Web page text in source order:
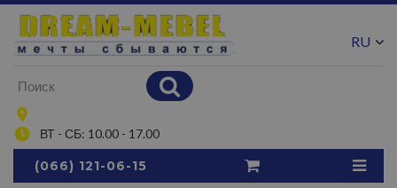
ВТ - СБ: 10.00 - 17.00
RU
(066) 121-06-15